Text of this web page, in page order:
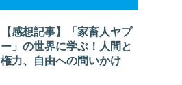
【感想記事】「家畜人ヤプ
ー」の世界に学ぶ！人間と
権力、自由への問いかけ